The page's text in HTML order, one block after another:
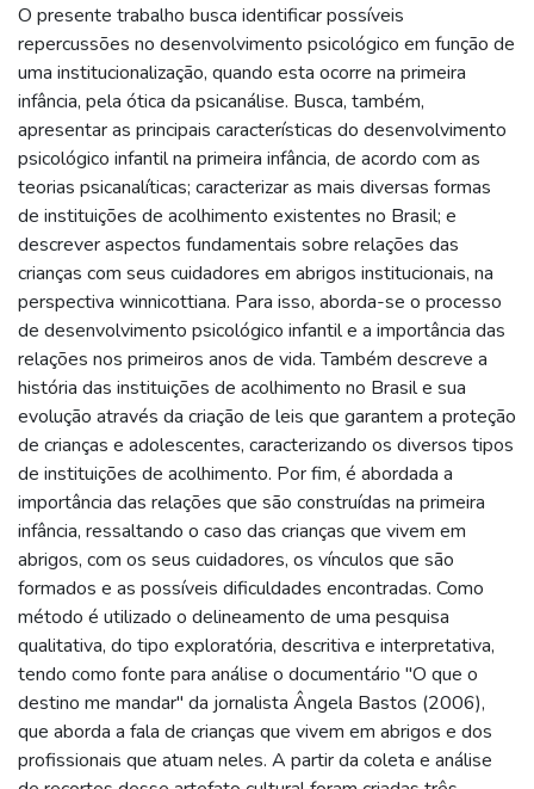
O presente trabalho busca identificar possíveis
repercussões no desenvolvimento psicológico em função de
uma institucionalização, quando esta ocorre na primeira
infância, pela ótica da psicanálise. Busca, também,
apresentar as principais características do desenvolvimento
psicológico infantil na primeira infância, de acordo com as
teorias psicanalíticas; caracterizar as mais diversas formas
de instituições de acolhimento existentes no Brasil; e
descrever aspectos fundamentais sobre relações das
crianças com seus cuidadores em abrigos institucionais, na
perspectiva winnicottiana. Para isso, aborda-se o processo
de desenvolvimento psicológico infantil e a importância das
relações nos primeiros anos de vida. Também descreve a
história das instituições de acolhimento no Brasil e sua
evolução através da criação de leis que garantem a proteção
de crianças e adolescentes, caracterizando os diversos tipos
de instituições de acolhimento. Por fim, é abordada a
importância das relações que são construídas na primeira
infância, ressaltando o caso das crianças que vivem em
abrigos, com os seus cuidadores, os vínculos que são
formados e as possíveis dificuldades encontradas. Como
método é utilizado o delineamento de uma pesquisa
qualitativa, do tipo exploratória, descritiva e interpretativa,
tendo como fonte para análise o documentário "O que o
destino me mandar" da jornalista Ângela Bastos (2006),
que aborda a fala de crianças que vivem em abrigos e dos
profissionais que atuam neles. A partir da coleta e análise